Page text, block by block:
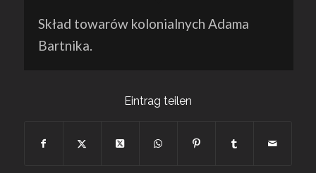
Skład towarów kolonialnych Adama
Bartnika.
Eintrag teilen